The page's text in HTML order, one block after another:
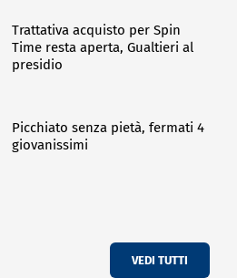
il suo impegno a
dei consumatori moderni
e il costante sviluppo di
Trattativa acquisto per Spin
Time resta aperta, Gualtieri al
presidio
Picchiato senza pietà, fermati 4
giovanissimi
VEDI TUTTI